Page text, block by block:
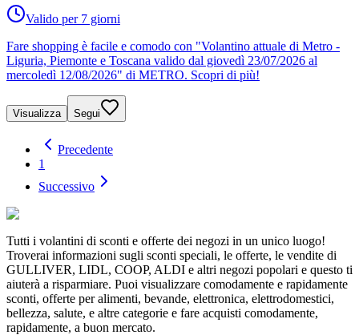
Valido per 7 giorni
Fare shopping è facile e comodo con "Volantino attuale di Metro -
Liguria, Piemonte e Toscana valido dal giovedì 23/07/2026 al
mercoledì 12/08/2026" di METRO. Scopri di più!
Visualizza Segui
Precedente
1
Successivo
Tutti i volantini di sconti e offerte dei negozi in un unico luogo!
Troverai informazioni sugli sconti speciali, le offerte, le vendite di
GULLIVER, LIDL, COOP, ALDI e altri negozi popolari e questo ti
aiuterà a risparmiare. Puoi visualizzare comodamente e rapidamente
sconti, offerte per alimenti, bevande, elettronica, elettrodomestici,
bellezza, salute, e altre categorie e fare acquisti comodamente,
rapidamente, a buon mercato.